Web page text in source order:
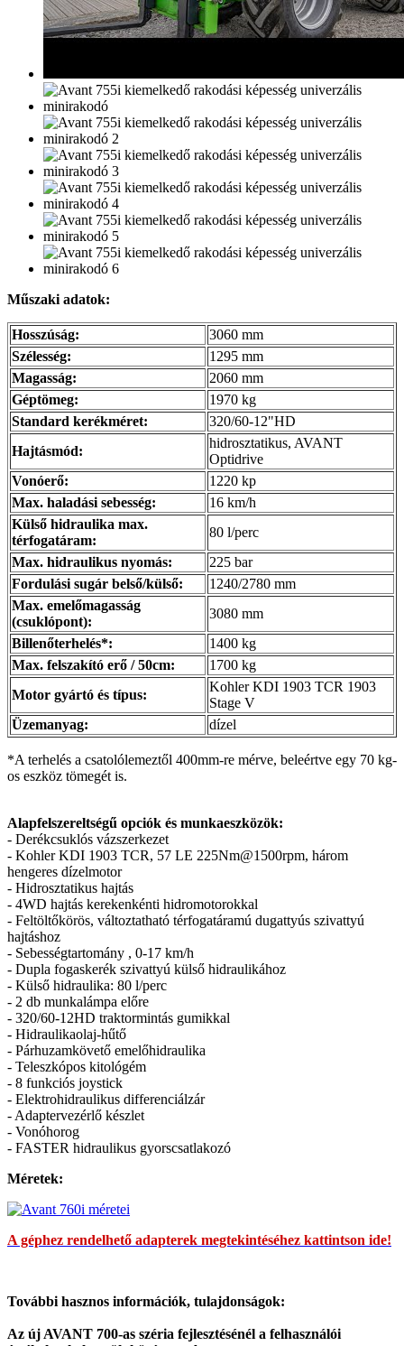
Műszaki adatok:
Hosszúság:
3060 mm
Szélesség:
1295 mm
Magasság:
2060 mm
Géptömeg:
1970 kg
Standard kerékméret:
320/60-12"HD
Hajtásmód:
hidrosztatikus, AVANT
Optidrive
Vonóerő:
1220 kp
Max. haladási sebesség:
16 km/h
Külső hidraulika max.
térfogatáram:
80 l/perc
Max. hidraulikus nyomás:
225 bar
Fordulási sugár belső/külső:
1240/2780 mm
Max. emelőmagasság
(csuklópont):
3080 mm
Billenőterhelés*:
1400 kg
Max. felszakító erő / 50cm:
1700 kg
Motor gyártó és típus:
Kohler KDI 1903 TCR 1903
Stage V
Üzemanyag:
dízel
*A terhelés a csatolólemeztől 400mm-re mérve, beleértve egy 70 kg-
os eszköz tömegét is.
Alapfelszereltségű opciók és munkaeszközök:
- Derékcsuklós vázszerkezet
- Kohler KDI 1903 TCR, 57 LE 225Nm@1500rpm, három
hengeres dízelmotor
- Hidrosztatikus hajtás
- 4WD hajtás kerekenkénti hidromotorokkal
- Feltöltőkörös, változtatható térfogatáramú dugattyús szivattyú
hajtáshoz
- Sebességtartomány , 0-17 km/h
- Dupla fogaskerék szivattyú külső hidraulikához
- Külső hidraulika: 80 l/perc
- 2 db munkalámpa előre
- 320/60-12HD traktormintás gumikkal
- Hidraulikaolaj-hűtő
- Párhuzamkövető emelőhidraulika
- Teleszkópos kitológém
- 8 funkciós joystick
- Elektrohidraulikus differenciálzár
- Adaptervezérlő készlet
- Vonóhorog
- FASTER hidraulikus gyorscsatlakozó
Méretek:
A géphez rendelhető adapterek megtekintéséhez kattintson ide!
További hasznos információk, tulajdonságok:
Az új AVANT 700-as széria fejlesztésénél a felhasználói